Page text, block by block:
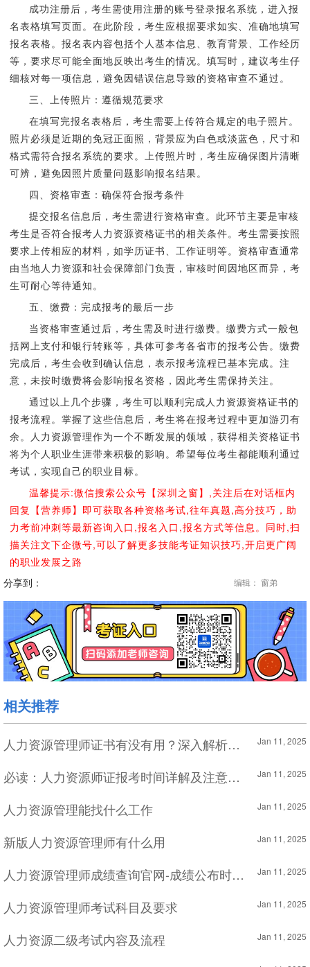
成功注册后，考生需使用注册的账号登录报名系统，进入报
名表格填写页面。在此阶段，考生应根据要求如实、准确地填写
报名表格。报名表内容包括个人基本信息、教育背景、工作经历
等，要求尽可能全面地反映出考生的情况。填写时，建议考生仔
细核对每一项信息，避免因错误信息导致的资格审查不通过。
三、上传照片：遵循规范要求
在填写完报名表格后，考生需要上传符合规定的电子照片。
照片必须是近期的免冠正面照，背景应为白色或淡蓝色，尺寸和
格式需符合报名系统的要求。上传照片时，考生应确保图片清晰
可辨，避免因照片质量问题影响报名结果。
四、资格审查：确保符合报考条件
提交报名信息后，考生需进行资格审查。此环节主要是审核
考生是否符合报考人力资源资格证书的相关条件。考生需要按照
要求上传相应的材料，如学历证书、工作证明等。资格审查通常
由当地人力资源和社会保障部门负责，审核时间因地区而异，考
生可耐心等待通知。
五、缴费：完成报考的最后一步
当资格审查通过后，考生需及时进行缴费。缴费方式一般包
括网上支付和银行转账等，具体可参考各省市的报考公告。缴费
完成后，考生会收到确认信息，表示报考流程已基本完成。注
意，未按时缴费将会影响报名资格，因此考生需保持关注。
通过以上几个步骤，考生可以顺利完成人力资源资格证书的
报考流程。掌握了这些信息后，考生将在报考过程中更加游刃有
余。人力资源管理作为一个不断发展的领域，获得相关资格证书
将为个人职业生涯带来积极的影响。希望每位考生都能顺利通过
考试，实现自己的职业目标。
温馨提示:微信搜索公众号【深圳之窗】,关注后在对话框内
回复【营养师】即可获取各种资格考试,往年真题,高分技巧，助
力考前冲刺等最新咨询入口,报名入口,报名方式等信息。同时,扫
描关注文下企微号,可以了解更多技能考证知识技巧,开启更广阔
的职业发展之路
分享到：
编辑： 窗弟
相关推荐
人力资源管理师证书有没有用？深入解析其价值与作用 Jan 11, 2025
必读：人力资源师证报考时间详解及注意事项 Jan 11, 2025
人力资源管理能找什么工作 Jan 11, 2025
新版人力资源管理师有什么用 Jan 11, 2025
人力资源管理师成绩查询官网-成绩公布时间及查询方法 Jan 11, 2025
人力资源管理师考试科目及要求 Jan 11, 2025
人力资源二级考试内容及流程 Jan 11, 2025